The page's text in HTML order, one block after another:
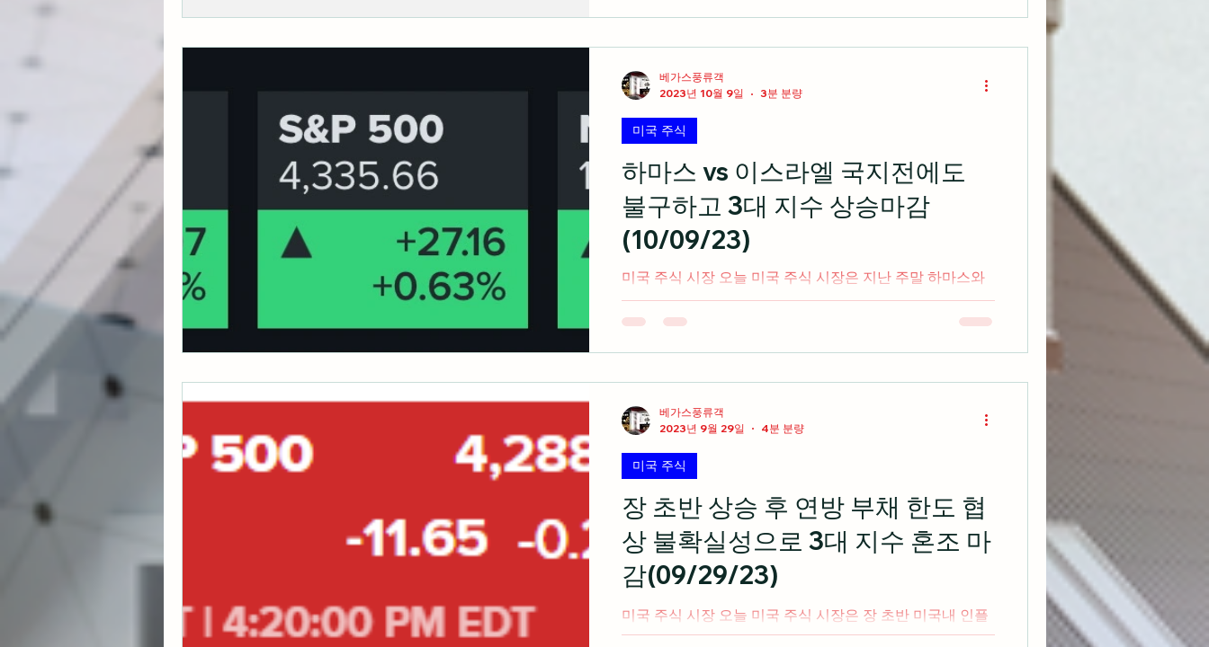
하마스 vs 이스라엘 국지전에도
불구하고 3대 지수 상승마감
(10/09/23)
미국 주식 시장 오늘 미국 주식 시장은 지난 주말 하마스와
이스라엘의 국지전으로 인해 국제 유가가 급등하면서 불확
실성이 증대되었지만 3대 지수 모두 상승마감 출처:
미국 주식
베가스풍류객
2023년 10월 9일
3분 분량
장 초반 상승 후 연방 부채 한도 협
상 불확실성으로 3대 지수 혼조 마
감(09/29/23)
미국 주식 시장 오늘 미국 주식 시장은 장 초반 미국내 인플
레이션 완화로 인해 상승세로 출발했지만 연방 부채 한도
미국 주식
베가스풍류객
2023년 9월 29일
4분 분량